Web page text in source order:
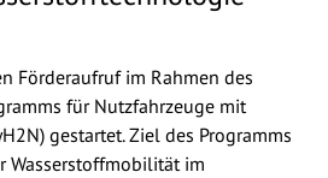
Förderaufruf im Rahmen des
für Nutzfahrzeuge mit
gestartet. Ziel des Programms
Wasserstoffmobilität im